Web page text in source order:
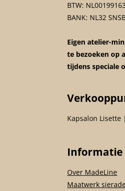
BTW:
BANK: NL32
Eigen atelier-
te bezoeken op
tijdens speciale
Kapsalon Lisette
Informatie
Over MadeLine
Maatwerk